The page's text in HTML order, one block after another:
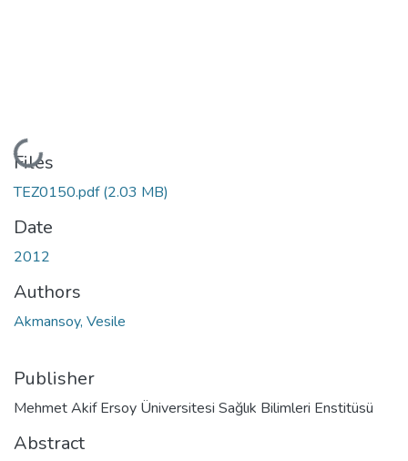
Loading...
Files
TEZ0150.pdf(2.03 MB)
Date
2012
Authors
Akmansoy, Vesile
Publisher
Mehmet Akif Ersoy Üniversitesi Sağlık Bilimleri Enstitüsü
Abstract